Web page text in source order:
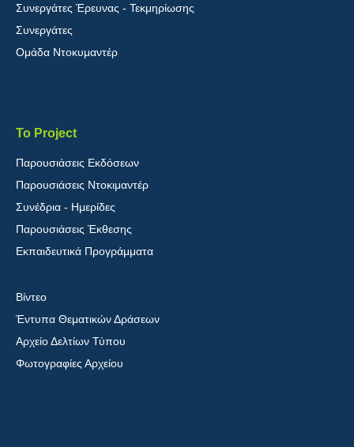
Συνεργάτες Έρευνας - Τεκμηρίωσης
Συνεργάτες
Ομάδα Ντοκυμαντέρ
Το Project
Παρουσιάσεις Εκδόσεων
Παρουσιάσεις Ντοκιμαντέρ
Συνέδρια - Ημερίδες
Παρουσιάσεις Έκθεσης
Εκπαιδευτικά Προγράμματα
Βίντεο
Έντυπα Θεματικών Δράσεων
Αρχείο Δελτίων Τύπου
Φωτογραφίες Αρχείου